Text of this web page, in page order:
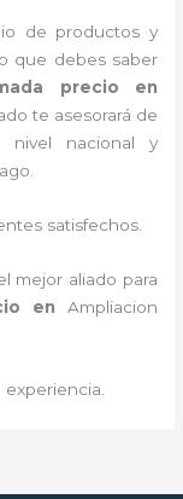
de productos y
que debes saber
precio en
te asesorará de
nivel nacional y
satisfechos.
mejor aliado para
en Ampliacion